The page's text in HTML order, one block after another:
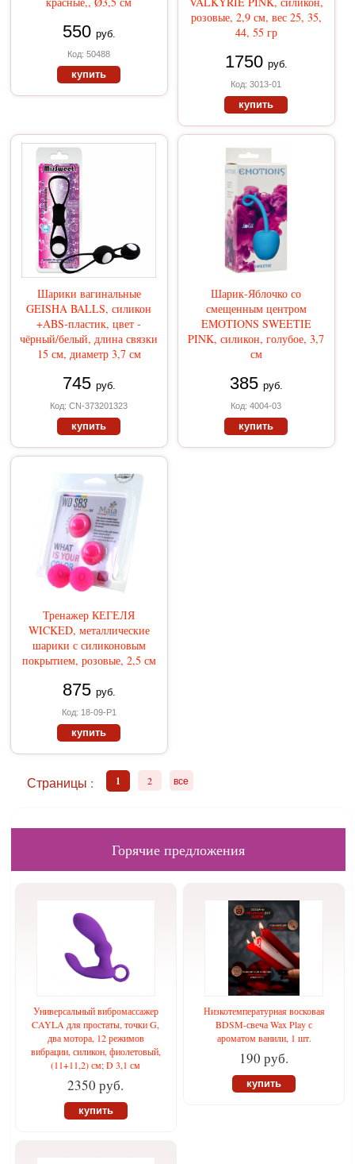
550 руб.
Код: 50488
купить
розовые, 2,9 см, вес 25, 35,
44, 55 гр
1750 руб.
Код: 3013-01
купить
Шарики вагинальные
GEISHA BALLS, силикон
+ABS-пластик, цвет -
чёрный/белый, длина связки
15 см, диаметр 3,7 см
745 руб.
Код: CN-373201323
купить
Шарик-Яблочко со
смещенным центром
EMOTIONS SWEETIE
PINK, силикон, голубое, 3,7
см
385 руб.
Код: 4004-03
купить
Тренажер КЕГЕЛЯ
WICKED, металлические
шарики с силиконовым
покрытием, розовые, 2,5 см
875 руб.
Код: 18-09-Р1
купить
Страницы : 1 2 все
Горячие предложения
Универсальный вибромассажер
CAYLA для простаты, точки G,
два мотора, 12 режимов
вибрации, силикон, фиолетовый,
(11+11,2) см; D 3,1 см
2350 руб.
купить
Низкотемпературная восковая
BDSM-свеча Wax Play с
ароматом ванили, 1 шт.
190 руб.
купить